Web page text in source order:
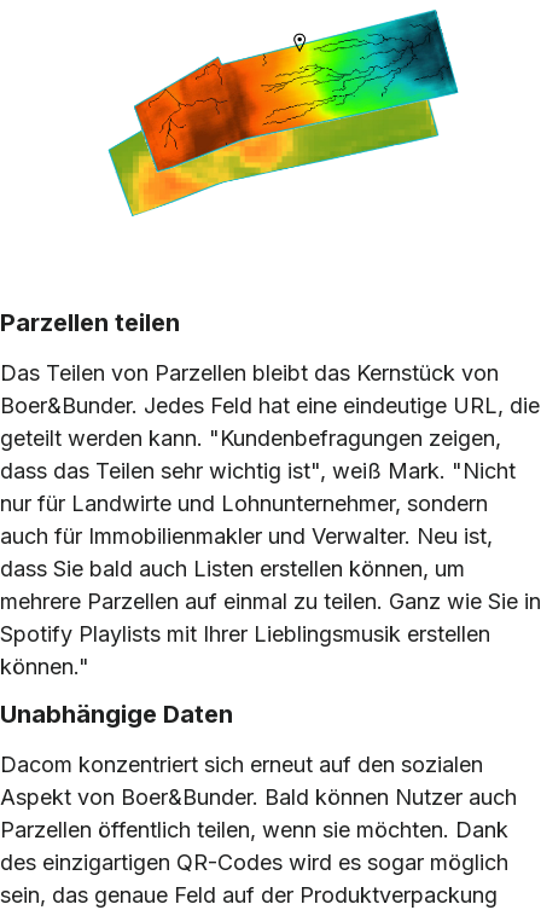
Parzellen teilen
Das Teilen von Parzellen bleibt das Kernstück von
Boer&Bunder. Jedes Feld hat eine eindeutige URL, die
geteilt werden kann. "Kundenbefragungen zeigen,
dass das Teilen sehr wichtig ist", weiß Mark. "Nicht
nur für Landwirte und Lohnunternehmer, sondern
auch für Immobilienmakler und Verwalter. Neu ist,
dass Sie bald auch Listen erstellen können, um
mehrere Parzellen auf einmal zu teilen. Ganz wie Sie in
Spotify Playlists mit Ihrer Lieblingsmusik erstellen
können."
Unabhängige Daten
Dacom konzentriert sich erneut auf den sozialen
Aspekt von Boer&Bunder. Bald können Nutzer auch
Parzellen öffentlich teilen, wenn sie möchten. Dank
des einzigartigen QR-Codes wird es sogar möglich
sein, das genaue Feld auf der Produktverpackung